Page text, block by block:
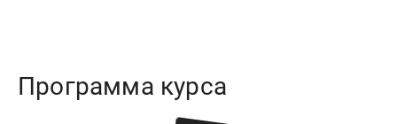
Программа курса